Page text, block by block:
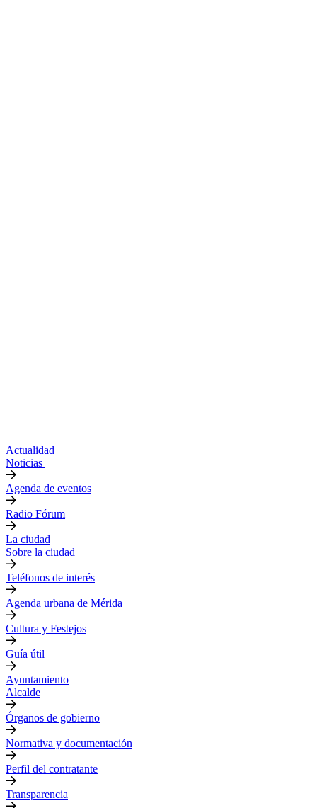
Actualidad
Noticias
Agenda de eventos
Radio Fórum
La ciudad
Sobre la ciudad
Teléfonos de interés
Agenda urbana de Mérida
Cultura y Festejos
Guía útil
Ayuntamiento
Alcalde
Órganos de gobierno
Normativa y documentación
Perfil del contratante
Transparencia